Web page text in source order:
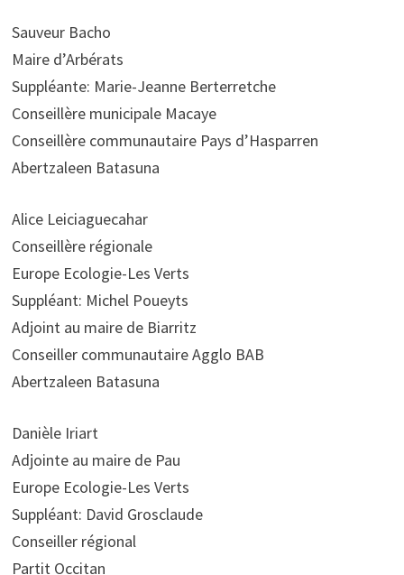
Sauveur Bacho
Maire d’Arbérats
Suppléante: Marie-Jeanne Berterretche
Conseillère municipale Macaye
Conseillère communautaire Pays d’Hasparren
Abertzaleen Batasuna
Alice Leiciaguecahar
Conseillère régionale
Europe Ecologie-Les Verts
Suppléant: Michel Poueyts
Adjoint au maire de Biarritz
Conseiller communautaire Agglo BAB
Abertzaleen Batasuna
Danièle Iriart
Adjointe au maire de Pau
Europe Ecologie-Les Verts
Suppléant: David Grosclaude
Conseiller régional
Partit Occitan